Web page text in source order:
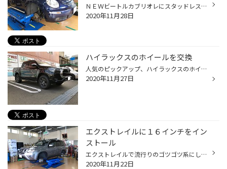
ＮＥＷビートルカブリオレにスタッドレスタイヤと １５インチホイールを装着しました。 純正装備されている車内の一輪挿しに赤い花が、お洒落ですね。 タイヤはブリザックＶＲＸ２ １９５/６５Ｒ１５ ホイールはスポーツテクニック ＭＯＮＯ１０ヴィジョンＥＵ２ サイズは１５ｘ６.５ ３８ ５/１０...
2020年11月28日
ハイラックスのホイールを交換
人気のピックアップ、ハイラックスのホイール交換に来店。 長いですね・・・全長５m超えはだてじゃない。 交換したホイールはＭＩＤ ロードマックス ＷＦ８ サイズは１７ｘ７.５ ２５ ６/１３９ カラーはセミグロスブラック＋フランジポリッシュ 前記事のエクストレイルのホイールのカラー違いにな...
2020年11月27日
エクストレイルに１６インチをイン
ストール
エクストレイルで流行りのゴツゴツ系にしました。 タイヤはこちらです。 デューラーＡ/Ｔ００１ ２２５/７０Ｒ１６ チョイスしたホイールは ＭＩＤ ロードマックス ＷＦ８ サイズは１６ｘ７.０ ３５ ５/１１４ カラーはセミグロスブラック＋リム&ディスクポリッシュ＋ピアスドリルド リム部がブラッ...
2020年11月22日